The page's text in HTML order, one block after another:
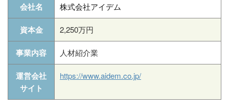
会社名 株式会社アイデム
資本金 2,250万円
事業内容 人材紹介業
運営会社
サイト
https://www.aidem.co.jp/